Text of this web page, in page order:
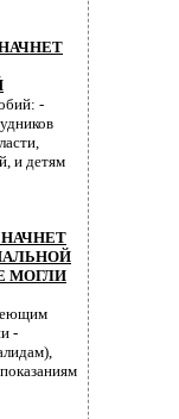
-
и детям
МОГЛИ
-